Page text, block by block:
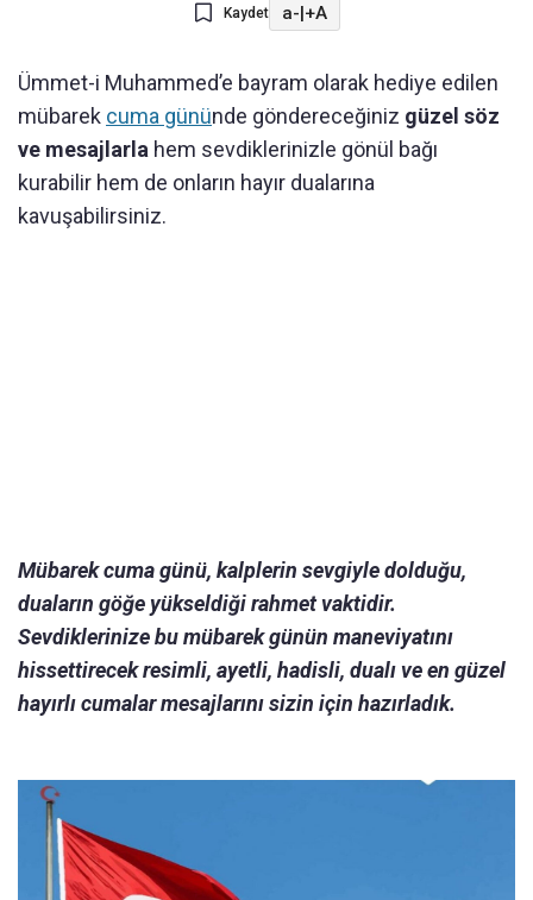
Kaydet a-|+A
Ümmet-i Muhammed’e bayram olarak hediye edilen
mübarek cuma gününde göndereceğiniz güzel söz
ve mesajlarla hem sevdiklerinizle gönül bağı
kurabilir hem de onların hayır dualarına
kavuşabilirsiniz.
Mübarek cuma günü, kalplerin sevgiyle dolduğu,
duaların göğe yükseldiği rahmet vaktidir.
Sevdiklerinize bu mübarek günün maneviyatını
hissettirecek resimli, ayetli, hadisli, dualı ve en güzel
hayırlı cumalar mesajlarını sizin için hazırladık.